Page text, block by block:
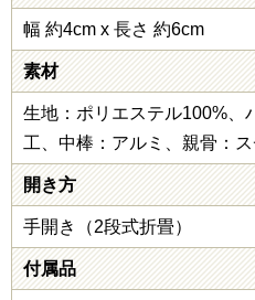
幅 約4cm x 長さ 約6cm
素材
生地：ポリエステル100%、
工、中棒：アルミ、親骨：
開き方
手開き（2段式折畳）
付属品